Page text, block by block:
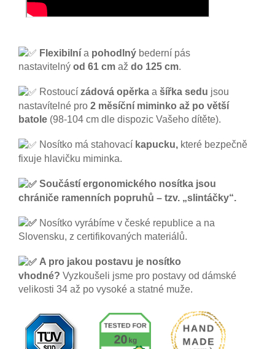
Flexibilní a pohodlný bederní pás
nastavitelný od 61 cm až do 125 cm.
Rostoucí zádová opěrka a šířka sedu jsou
nastavítelné pro 2 měsíční miminko až po větší
batole (98-104 cm dle dispozic Vašeho dítěte).
Nosítko má stahovací kapucku, které bezpečně
fixuje hlavičku miminka.
Součástí ergonomického nosítka jsou
chrániče ramenních popruhů – tzv. „slintáčky“.
Nosítko vyrábíme v české republice a na
Slovensku, z certifikovaných materiálů.
A pro jakou postavu je nosítko
vhodné? Vyzkoušeli jsme pro postavy od dámské
velikosti 34 až po vysoké a statné muže.